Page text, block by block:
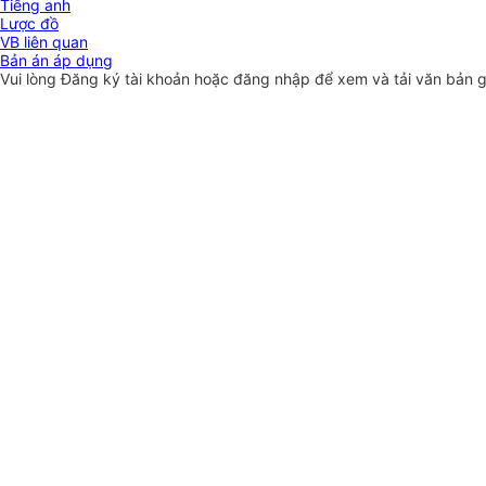
Tiếng anh
Lược đồ
VB liên quan
Bản án áp dụng
Vui lòngĐăng ký tài khoản hoặc đăng nhập để xem và tải văn bản